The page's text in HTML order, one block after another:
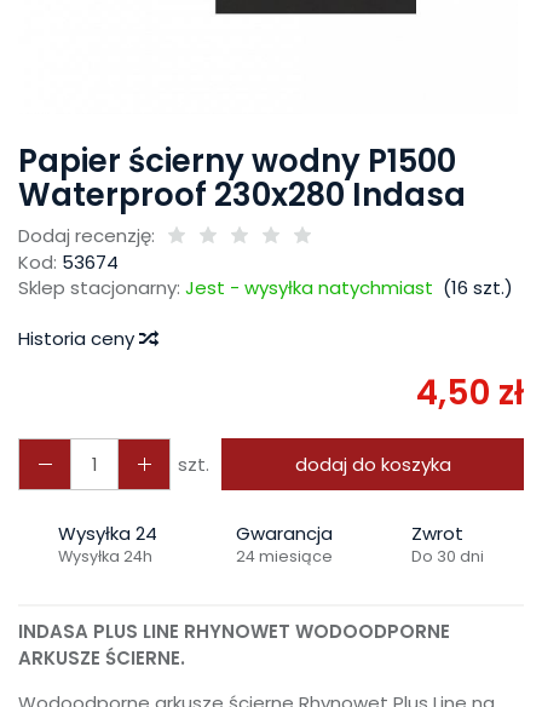
Papier ścierny wodny P1500
Waterproof 230x280 Indasa
Dodaj recenzję:
Kod: 53674
Sklep stacjonarny: Jest - wysyłka natychmiast (16 szt.)
Historia ceny
4,50 zł
szt. dodaj do koszyka
Wysyłka 24
Wysyłka 24h
Gwarancja
24 miesiące
Zwrot
Do 30 dni
INDASA PLUS LINE RHYNOWET WODOODPORNE
ARKUSZE ŚCIERNE.